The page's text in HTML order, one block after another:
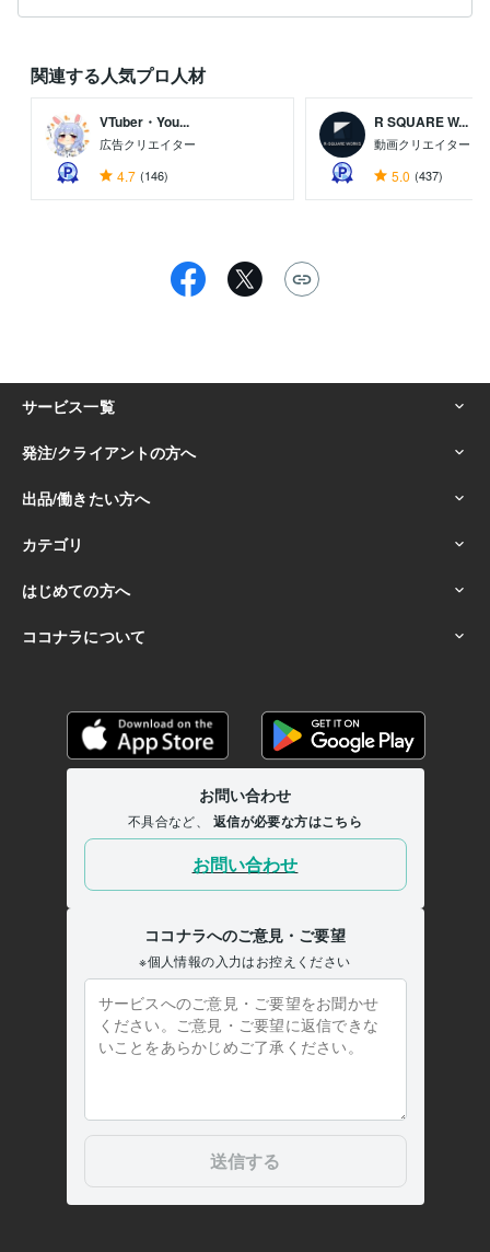
関連する人気プロ人材
VTuber・You...
広告クリエイター
4.7 (146)
R SQUARE W...
動画クリエイター
5.0 (437)